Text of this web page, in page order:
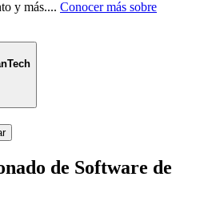
y más.... Conocer más sobre
de Software de